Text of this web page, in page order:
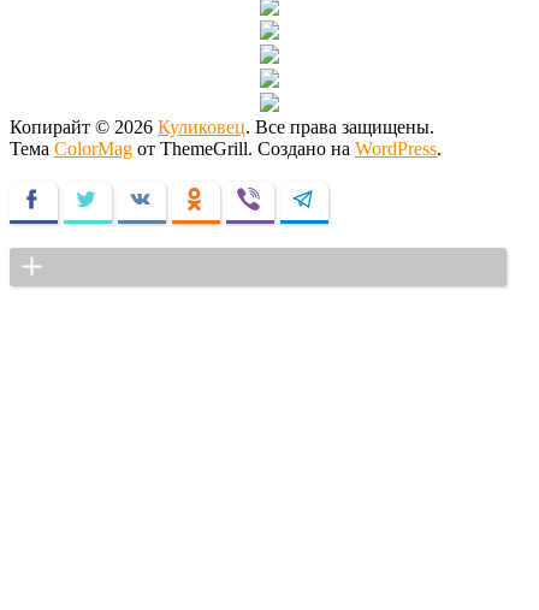
Копирайт © 2026 Куликовец. Все права защищены.
Тема ColorMag от ThemeGrill. Создано на WordPress.
FacebookTwitter VKontakteOdnoklassniki
Viber